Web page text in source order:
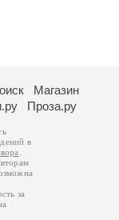
Магазин
Проза.ру
в
за